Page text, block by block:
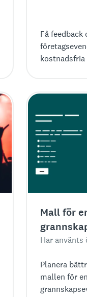
Få
Mall för
Har använts
Planera
mallen för